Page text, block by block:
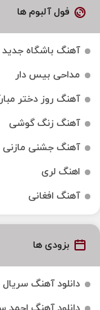
فول آلبوم ها
آهنگ باشگاه جدید
مداحی بیس دار
آهنگ روز دختر
آهنگ زنگ گوشی
آهنگ جشنی مازنی
اهنگ لری
آهنگ افغانی
بزودی ها
دانلود آهنگ سریال اسکویید